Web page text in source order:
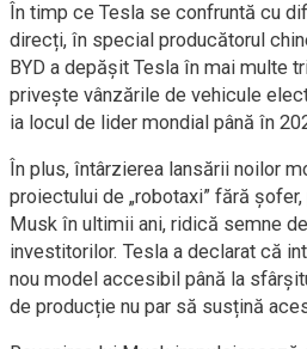
În timp ce Tesla se confruntă cu
direcți, în special producătorul
BYD a depășit Tesla în mai multe
privește vânzările de vehicule
ia locul de lider mondial până în
În plus, întârzierea lansării noilor
proiectului de „robotaxi” fără
Musk în ultimii ani, ridică semne
investitorilor. Tesla a declarat că
nou model accesibil până la
de producție nu par să susțină